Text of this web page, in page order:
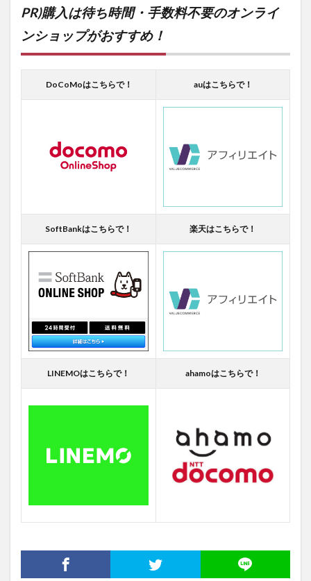
PR)購入は待ち時間・手数料不要のオンライ
ンショップがおすすめ！
DoCoMoはこちらで！ auはこちらで！
SoftBankはこちらで！ 楽天はこちらで！
LINEMOはこちらで！ ahamoはこちらで！